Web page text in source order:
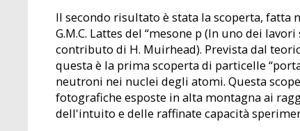
Il secondo risultato è stata la scoperta, fatta
G.M.C. Lattes del “mesone p (In uno dei
contributo di H. Muirhead). Prevista dal
questa è la prima scoperta di particelle
neutroni nei nuclei degli atomi. Questa
fotografiche esposte in alta montagna ai
dell'intuito e delle raffinate capacità